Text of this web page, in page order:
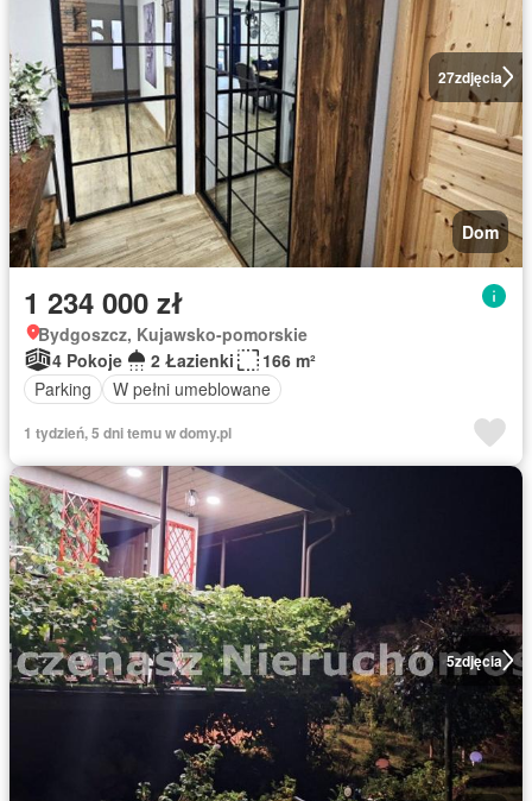
27zdjęcia
Dom
1 234 000 zł
Bydgoszcz, Kujawsko-pomorskie
4 Pokoje
2 Łazienki
166 m²
Parking
W pełni umeblowane
1 tydzień, 5 dni temu w domy.pl
5zdjęcia